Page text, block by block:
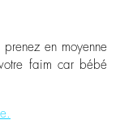
en moyenne
faim car bébé